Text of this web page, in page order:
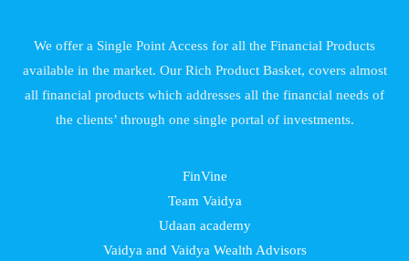
We offer a Single Point Access for all the Financial Products
available in the market. Our Rich Product Basket, covers almost
all financial products which addresses all the financial needs of
the clients’ through one single portal of investments.
FinVine
Team Vaidya
Udaan academy
Vaidya and Vaidya Wealth Advisors